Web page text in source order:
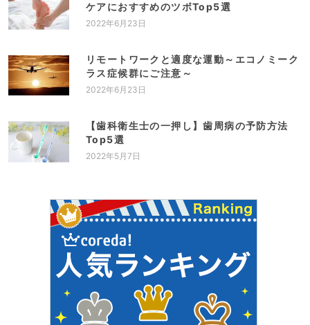
ケアにおすすめのツボTop5選
2022年6月23日
リモートワークと適度な運動～エコノミーク
ラス症候群にご注意～
2022年6月23日
【歯科衛生士の一押し】歯周病の予防方法
Top5選
2022年5月7日